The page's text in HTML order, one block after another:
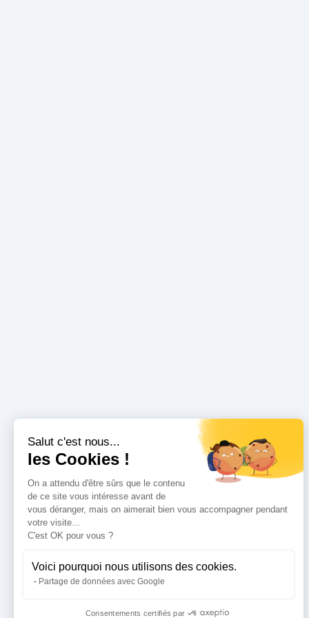
Salut c'est nous...
les Cookies !
On a attendu d'être sûrs que le contenu
de ce site vous intéresse avant de
vous déranger, mais on aimerait bien vous accompagner pendant
votre visite...
C'est OK pour vous ?
Voici pourquoi nous utilisons des cookies.
Partage de données avec Google
Consentements certifiés par